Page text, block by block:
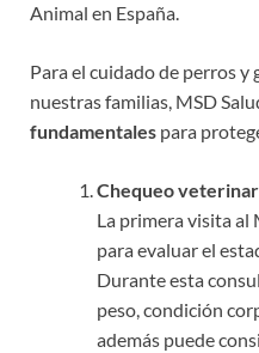
Animal en España.
Para el cuidado de perros y
nuestras familias, MSD
fundamentales para
Chequeo
La primera visita al
para evaluar el
Durante esta
peso, condición
además puede